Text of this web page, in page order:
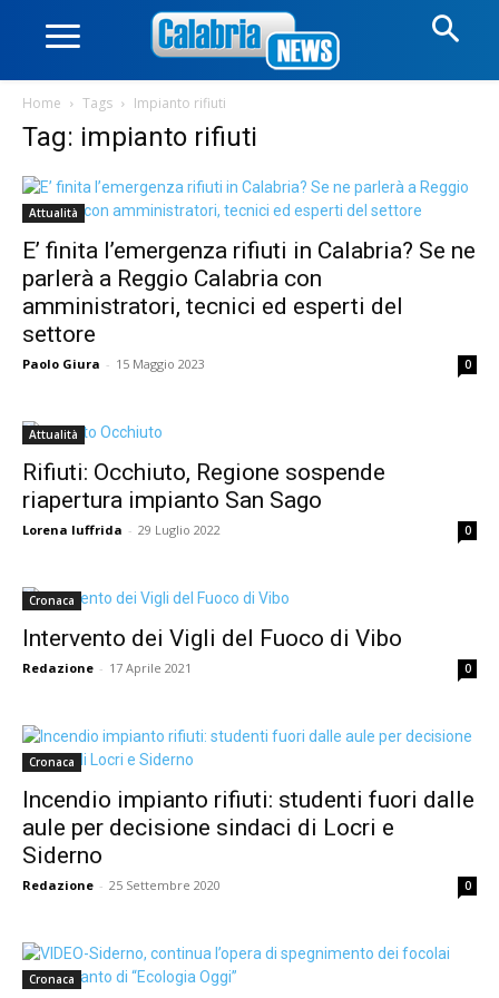
Home Tags Impianto rifiuti
Tag: impianto rifiuti
Attualità
E’ finita l’emergenza rifiuti in Calabria? Se ne
parlerà a Reggio Calabria con
amministratori, tecnici ed esperti del
settore
Paolo Giura - 15 Maggio 2023 0
Attualità
Rifiuti: Occhiuto, Regione sospende
riapertura impianto San Sago
Lorena Iuffrida - 29 Luglio 2022 0
Cronaca
Intervento dei Vigli del Fuoco di Vibo
Redazione - 17 Aprile 2021 0
Cronaca
Incendio impianto rifiuti: studenti fuori dalle
aule per decisione sindaci di Locri e
Siderno
Redazione - 25 Settembre 2020 0
Cronaca